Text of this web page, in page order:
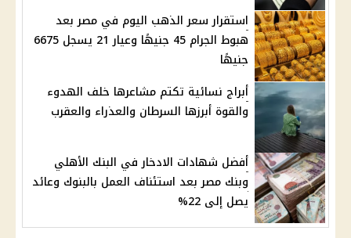
استقرار سعر الذهب اليوم في مصر بعد
هبوط الجرام 45 جنيهًا وعيار 21 يسجل 6675
جنيهًا
أبراج نسائية تكتم مشاعرها خلف الهدوء
والقوة أبرزها السرطان والعذراء والعقرب
أفضل شهادات الادخار في البنك الأهلي
وبنك مصر بعد استئناف العمل بالبنوك وعائد
يصل إلى 22%